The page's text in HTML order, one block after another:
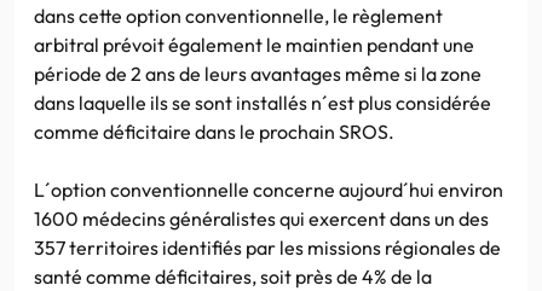
dans cette option conventionnelle, le règlement
arbitral prévoit également le maintien pendant une
période de 2 ans de leurs avantages même si la zone
dans laquelle ils se sont installés n´est plus considérée
comme déficitaire dans le prochain SROS.
L´option conventionnelle concerne aujourd´hui environ
1600 médecins généralistes qui exercent dans un des
357 territoires identifiés par les missions régionales de
santé comme déficitaires, soit près de 4% de la